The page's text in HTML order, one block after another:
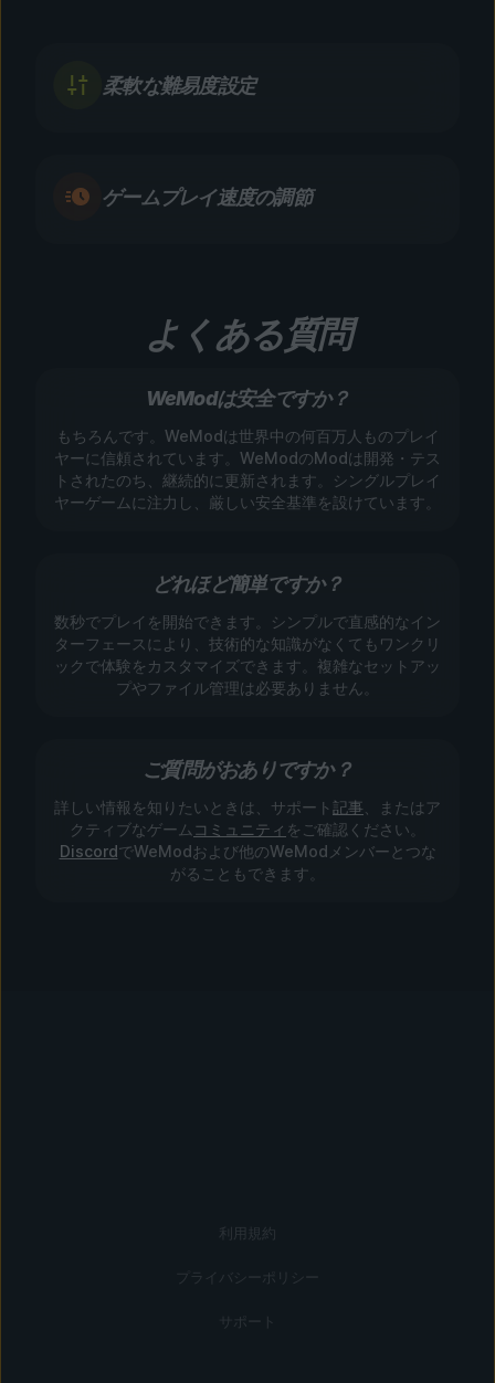
柔軟な難易度設定
ゲームプレイ速度の調節
よくある質問
WeModは安全ですか？
もちろんです。WeModは世界中の何百万人ものプレイ
ヤーに信頼されています。WeModのModは開発・テス
トされたのち、継続的に更新されます。シングルプレイ
ヤーゲームに注力し、厳しい安全基準を設けています。
どれほど簡単ですか？
数秒でプレイを開始できます。シンプルで直感的なイン
ターフェースにより、技術的な知識がなくてもワンクリ
ックで体験をカスタマイズできます。複雑なセットアッ
プやファイル管理は必要ありません。
ご質問がおありですか？
詳しい情報を知りたいときは、サポート 記事 、またはア
クティブなゲーム コミュニティ をご確認ください。
DiscordでWeModおよび他のWeModメンバーとつな
がることもできます。
利用規約
プライバシーポリシー
サポート